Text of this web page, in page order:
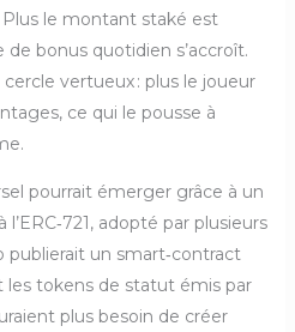
le montant staké est
bonus quotidien s’accroît.
vertueux : plus le joueur
ce qui le pousse à
pourrait émerger grâce à un
adopté par plusieurs
publierait un smart‑contract
les tokens de statut émis par
plus besoin de créer